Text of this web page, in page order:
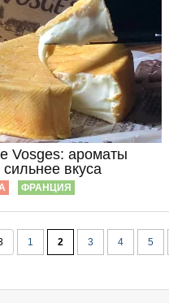
Vosges: ароматы
вкуса
ФРАНЦИЯ
1 2 3 4 5